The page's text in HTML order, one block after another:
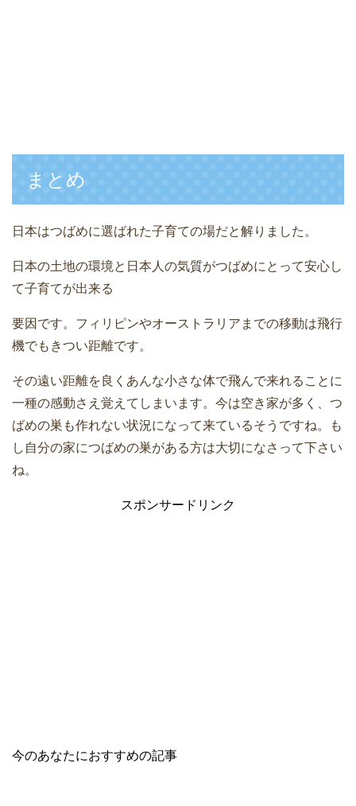
まとめ
日本はつばめに選ばれた子育ての場だと解りました。
日本の土地の環境と日本人の気質がつばめにとって安心し
て子育てが出来る
要因です。フィリピンやオーストラリアまでの移動は飛行
機でもきつい距離です。
その遠い距離を良くあんな小さな体で飛んで来れることに
一種の感動さえ覚えてしまいます。今は空き家が多く、つ
ばめの巣も作れない状況になって来ているそうですね。も
し自分の家につばめの巣がある方は大切になさって下さい
ね。
スポンサードリンク
今のあなたにおすすめの記事